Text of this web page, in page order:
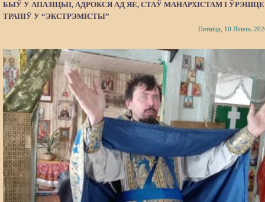
БЫЎ У АПАЗІЦЫІ, АДРОКСЯ АД ЯЕ, СТАЎ МАНАРХІСТАМ І ЎРЭШЦЕ
ТРАПІЎ У “ЭКСТРЭМІСТЫ”
Пятніца, 10 Ліпень